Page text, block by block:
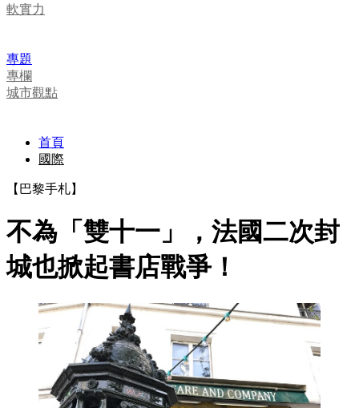
軟實力
專題
專欄
城市觀點
首頁
國際
【巴黎手札】
不為「雙十一」，法國二次封
城也掀起書店戰爭！